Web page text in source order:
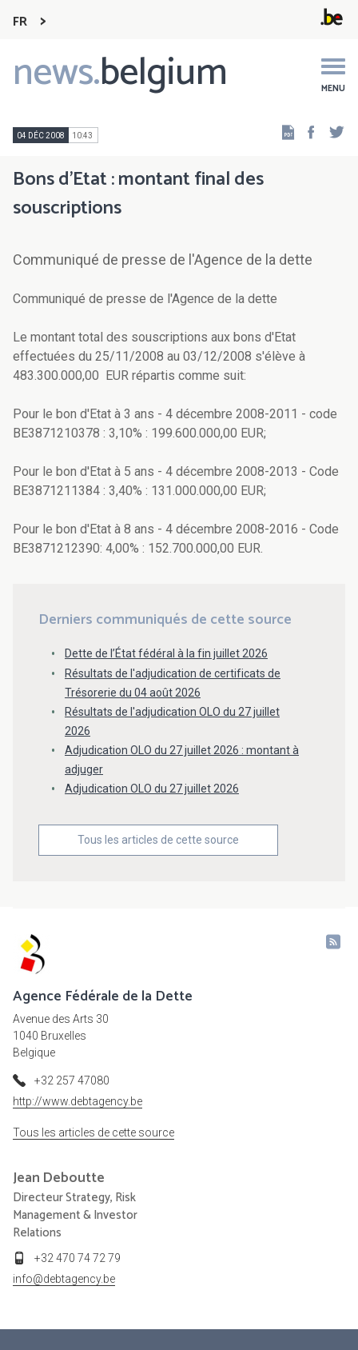
FR
news.belgium MENU
Main
navigation
04 DÉC 2008 10:43
Bons d'Etat : montant final des
souscriptions
Communiqué de presse de l'Agence de la dette
Communiqué de presse de l'Agence de la dette
Le montant total des souscriptions aux bons d'Etat
effectuées du 25/11/2008 au 03/12/2008 s'élève à
483.300.000,00 EUR répartis comme suit:
Pour le bon d'Etat à 3 ans - 4 décembre 2008-2011 - code
BE3871210378 : 3,10% : 199.600.000,00 EUR;
Pour le bon d'Etat à 5 ans - 4 décembre 2008-2013 - Code
BE3871211384 : 3,40% : 131.000.000,00 EUR;
Pour le bon d'Etat à 8 ans - 4 décembre 2008-2016 - Code
BE3871212390: 4,00% : 152.700.000,00 EUR.
Derniers communiqués de cette source
Dette de l’État fédéral à la fin juillet 2026
Résultats de l'adjudication de certificats de
Trésorerie du 04 août 2026
Résultats de l'adjudication OLO du 27 juillet
2026
Adjudication OLO du 27 juillet 2026 : montant à
adjuger
Adjudication OLO du 27 juillet 2026
Tous les articles de cette source
Agence Fédérale de la Dette
Avenue des Arts 30
1040 Bruxelles
Belgique
+32 257 47080
http://www.debtagency.be
Tous les articles de cette source
Jean Deboutte
Directeur Strategy, Risk
Management & Investor
Relations
+32 470 74 72 79
info@debtagency.be